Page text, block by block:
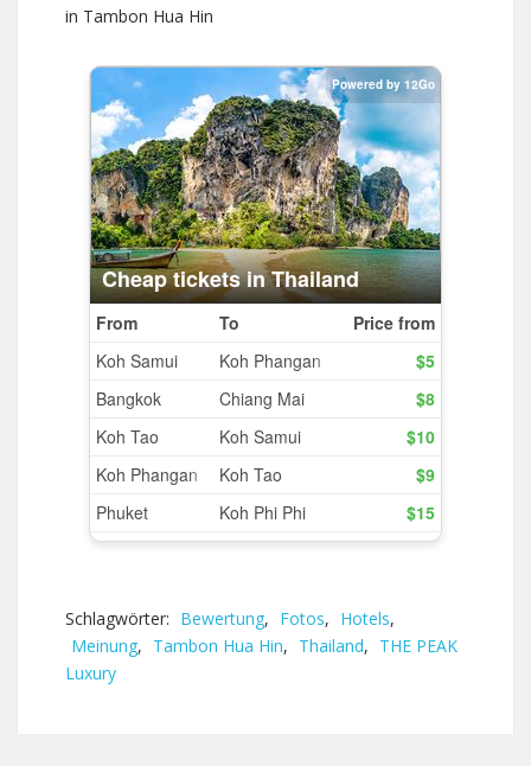
in Tambon Hua Hin
Schlagwörter: Bewertung, Fotos, Hotels,
Meinung, Tambon Hua Hin, Thailand, THE PEAK
Luxury